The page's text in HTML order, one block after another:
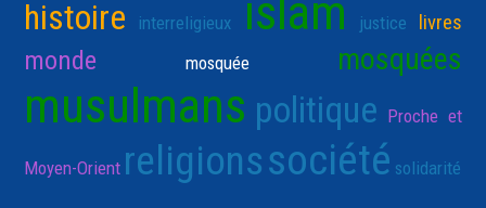
histoire interreligieux islam justice livres
monde mosquée mosquées
musulmans politique Proche et
Moyen-Orient religionssociété solidarité